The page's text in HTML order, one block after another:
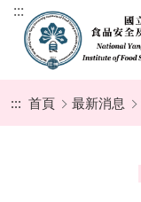
:::
::: 首頁 最新消息